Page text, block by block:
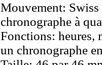
Mouvement:
chronographe à
Fonctions: heures,
un chronographe